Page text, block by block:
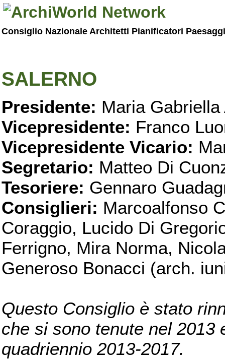
Consiglio Nazionale Architetti Pianificatori
SALERNO
Presidente: Maria Gabriella
Vicepresidente: Franco
Vicepresidente Vicario:
Segretario: Matteo Di
Tesoriere: Gennaro
Consiglieri: Marcoalfonso
Coraggio, Lucido Di
Ferrigno, Mira Norma,
Generoso Bonacci (arch.
Questo Consiglio è stato
che si sono tenute nel 2013
quadriennio 2013-2017.